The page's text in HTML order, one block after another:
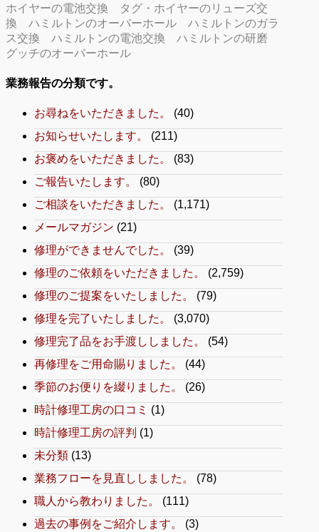
ホイヤーの電池交換
タグ・ホイヤーのリューズ交
換
ハミルトンのオーバーホール
ハミルトンのガラ
ス交換
ハミルトンの電池交換
ハミルトンの研磨
グッチのオーバーホール
業務報告の分類です。
お尋ねをいただきました。
(40)
お知らせいたします。
(211)
お褒めをいただきました。
(83)
ご報告いたします。
(80)
ご相談をいただきました。
(1,171)
メールマガジン (21)
修理ができませんでした。
(39)
修理のご依頼をいただきました。
(2,759)
修理のご提案をいたしました。
(79)
修理を完了いたしました。
(3,070)
修理完了品をお手渡ししました。
(54)
再修理をご用命賜りました。
(44)
季節のお便りを綴りました。
(26)
時計修理工房の口コミ (1)
時計修理工房の評判 (1)
未分類 (13)
業務フローを見直ししました。
(78)
職人から教わりました。
(111)
過去の事例をご紹介します。
(3)